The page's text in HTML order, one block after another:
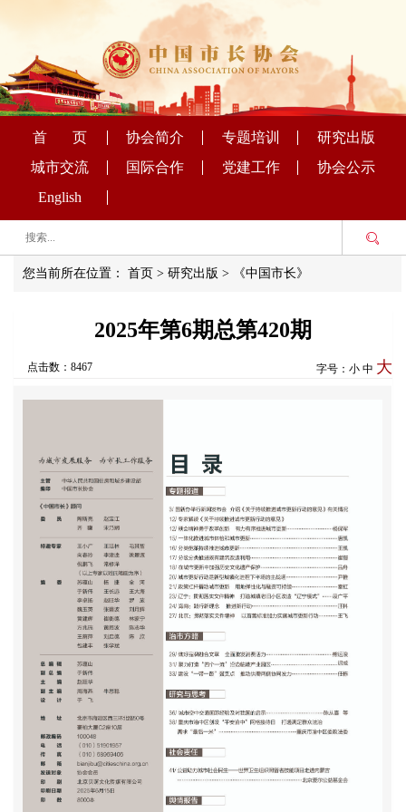
首 页 协会简介 专题培训
研究出版
城市交流
国际合作 党建工作
协会公示
English
您当前所在位置： 首页 > 研究出版 > 《中国市长》
2025年第6期总第420期
点击数：8467 字号： 小 中 大